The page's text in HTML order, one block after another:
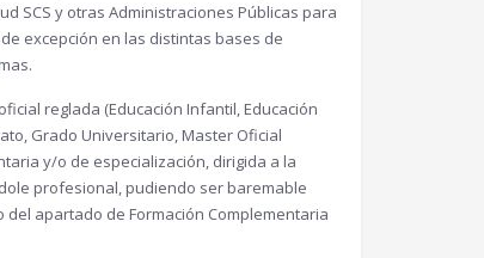
SCS y otras Administraciones Públicas para
excepción en las distintas bases de
reglada (Educación Infantil, Educación
Grado Universitario, Master Oficial
y/o de especialización, dirigida a la
profesional, pudiendo ser baremable
apartado de Formación Complementaria